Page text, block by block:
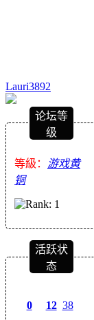
Lauri3892
论坛等
级
等級： 游戏黄
铜
活跃状
态
0 12 38